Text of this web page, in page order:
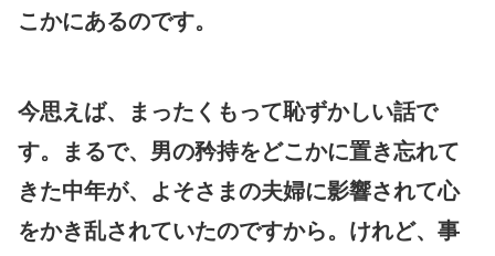
こかにあるのです。
今思えば、まったくもって恥ずかしい話で
す。まるで、男の矜持をどこかに置き忘れて
きた中年が、よそさまの夫婦に影響されて心
をかき乱されていたのですから。けれど、事